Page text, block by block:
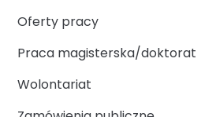
Oferty pracy
Praca magisterska/doktorat
Wolontariat